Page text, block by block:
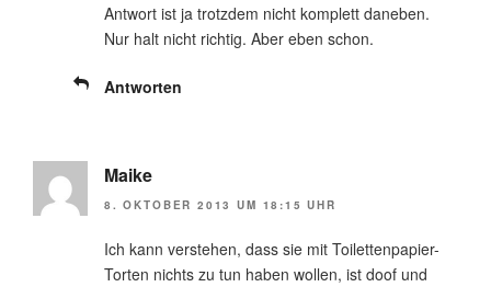
Antwort ist ja trotzdem nicht komplett daneben.
Nur halt nicht richtig. Aber eben schon.
Antworten
Maike
8. OKTOBER 2013 UM 18:15 UHR
Ich kann verstehen, dass sie mit Toilettenpapier-
Torten nichts zu tun haben wollen, ist doof und